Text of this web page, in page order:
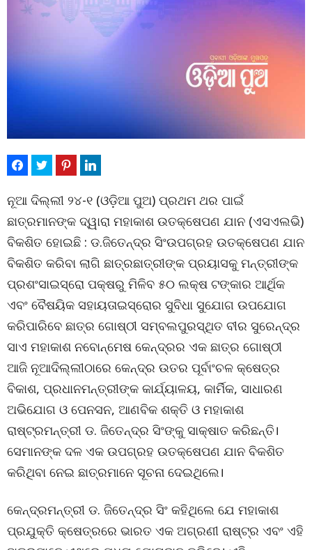
ନୂଆ ଦିଲ୍ଲୀ ୨୪-୧ (ଓଡ଼ିଆ ପୁଅ) ପ୍ରଥମ ଥର ପାଇଁ
ଛାତ୍ରମାନଙ୍କ ଦ୍ୱାରା ମହାକାଶ ଉତକ୍ଷେପଣ ଯାନ (ଏସଏଲଭି)
ବିକଶିତ ହୋଇଛି : ଡ.ଜିତେନ୍ଦ୍ର ସିଂଉପଗ୍ରହ ଉତକ୍ଷେପଣ ଯାନ
ବିକଶିତ କରିବା ଲାଗି ଛାତ୍ରଛାତ୍ରୀଙ୍କ ପ୍ରୟାସକୁ ମନ୍ତ୍ରୀଙ୍କ
ପ୍ରଶଂସାଇସ୍ରୋ ପକ୍ଷରୁ ମିଳିବ ୫୦ ଲକ୍ଷ ଟଙ୍କାର ଆର୍ଥିକ
ଏବଂ ବୈଷୟିକ ସହାୟତାଇସ୍ରୋର ସୁବିଧା ସୁଯୋଗ ଉପଯୋଗ
କରିପାରିବେ ଛାତ୍ର ଗୋଷ୍ଠୀ ସମ୍ବଲପୁରସ୍ଥିତ ବୀର ସୁରେନ୍ଦ୍ର
ସାଏ ମହାକାଶ ନବୋନ୍ମେଷ କେନ୍ଦ୍ରର ଏକ ଛାତ୍ର ଗୋଷ୍ଠୀ
ଆଜି ନୂଆଦିଲ୍ଲୀଠାରେ କେନ୍ଦ୍ର ଉତର ପୂର୍ବାଂଚଳ କ୍ଷେତ୍ର
ବିକାଶ, ପ୍ରଧାନମନ୍ତ୍ରୀଙ୍କ କାର୍ଯ୍ୟାଳୟ, କାର୍ମିକ, ସାଧାରଣ
ଅଭିଯୋଗ ଓ ପେନସନ, ଆଣବିକ ଶକ୍ତି ଓ ମହାକାଶ
ରାଷ୍ଟ୍ରମନ୍ତ୍ରୀ ଡ. ଜିତେନ୍ଦ୍ର ସିଂଙ୍କୁ ସାକ୍ଷାତ କରିଛନ୍ତି।
ସେମାନଙ୍କ ଦଳ ଏକ ଉପଗ୍ରହ ଉତକ୍ଷେପଣ ଯାନ ବିକଶିତ
କରିଥିବା ନେଇ ଛାତ୍ରମାନେ ସୂଚନା ଦେଇଥିଲେ।
କେନ୍ଦ୍ରମନ୍ତ୍ରୀ ଡ. ଜିତେନ୍ଦ୍ର ସିଂ କହିଥିଲେ ଯେ ମହାକାଶ
ପ୍ରଯୁକ୍ତି କ୍ଷେତ୍ରରେ ଭାରତ ଏକ ଅଗ୍ରଣୀ ରାଷ୍ଟ୍ର ଏବଂ ଏହି